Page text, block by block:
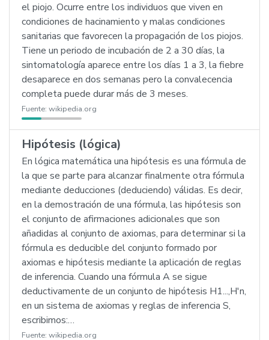
el piojo. Ocurre entre los individuos que viven en
condiciones de hacinamiento y malas condiciones
sanitarias que favorecen la propagación de los piojos.
Tiene un periodo de incubación de 2 a 30 días, la
sintomatología aparece entre los días 1 a 3, la fiebre
desaparece en dos semanas pero la convalecencia
completa puede durar más de 3 meses.
Fuente: wikipedia.org
Hipótesis (lógica)
En lógica matemática una hipótesis es una fórmula de
la que se parte para alcanzar finalmente otra fórmula
mediante deducciones (deduciendo) válidas. Es decir,
en la demostración de una fórmula, las hipótesis son
el conjunto de afirmaciones adicionales que son
añadidas al conjunto de axiomas, para determinar si la
fórmula es deducible del conjunto formado por
axiomas e hipótesis mediante la aplicación de reglas
de inferencia. Cuando una fórmula A se sigue
deductivamente de un conjunto de hipótesis H1...,H'n,
en un sistema de axiomas y reglas de inferencia S,
escribimos:…
Fuente: wikipedia.org